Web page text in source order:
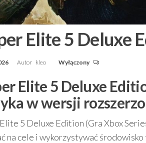
Elite 5 Deluxe
Autor kleo Wyłączony
Elite 5 Deluxe
w wersji
5 Deluxe Edition (Gra Xbox
na cele i wykorzystywać środowisko